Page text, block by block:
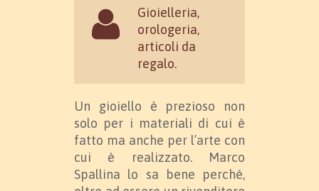
Gioielleria,
orologeria,
articoli da
regalo.
Un gioiello è prezioso non
solo per i materiali di cui è
fatto ma anche per l’arte con
cui è realizzato. Marco
Spallina lo sa bene perché,